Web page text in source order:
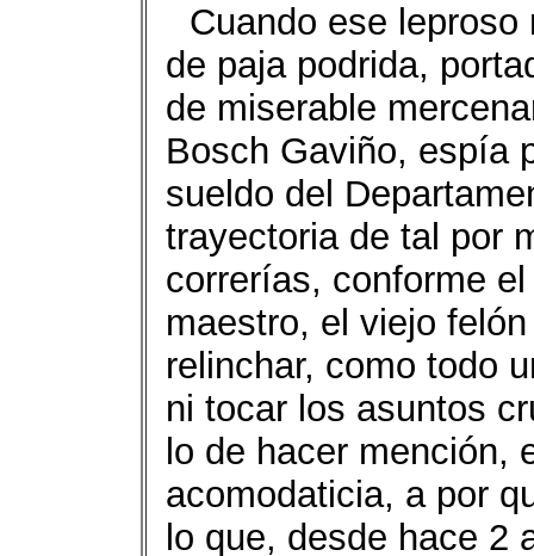
Cuando ese
de paja podrida,
de miserable
Bosch Gaviño, espía
sueldo del
trayectoria de tal por
correrías, conforme
maestro, el viejo
relinchar, como todo
ni tocar los asuntos
lo de hacer mención,
acomodaticia, a por
lo que, desde hace 2